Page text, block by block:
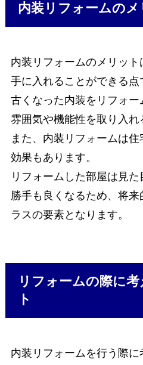
内装リフォームの
内装リフォームのメリッ
手に入れることができる点
古くなった内装をリフォ
雰囲気や機能性を取り入れ
また、内装リフォームは
効果もあります。
リフォームした部屋は見
勝手も良くなるため、将
ラスの要素となります。
リフォームの際に
ト
内装リフォームを行う際